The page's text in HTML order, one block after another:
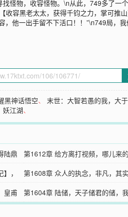
怪物，收容怪物。\n从此，749多了一
容黑老太太，获得千钧之力，掌可推山
他一出手留不下活口！！”\n749局，
黑神话悟空、末世：大智若愚的我，大
妖江湖、
陆鼎
第1612章 给方离打视频，哪儿来的
滚一边儿去！
，
第1608章 众人的执念，非凡，其
千年之前
皇甫
第1604章 陆储，天子储君的储，